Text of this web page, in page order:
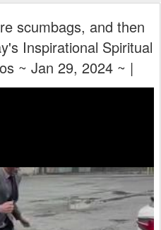
scumbags, and then
Inspirational Spiritual
~ Jan 29, 2024 ~ |